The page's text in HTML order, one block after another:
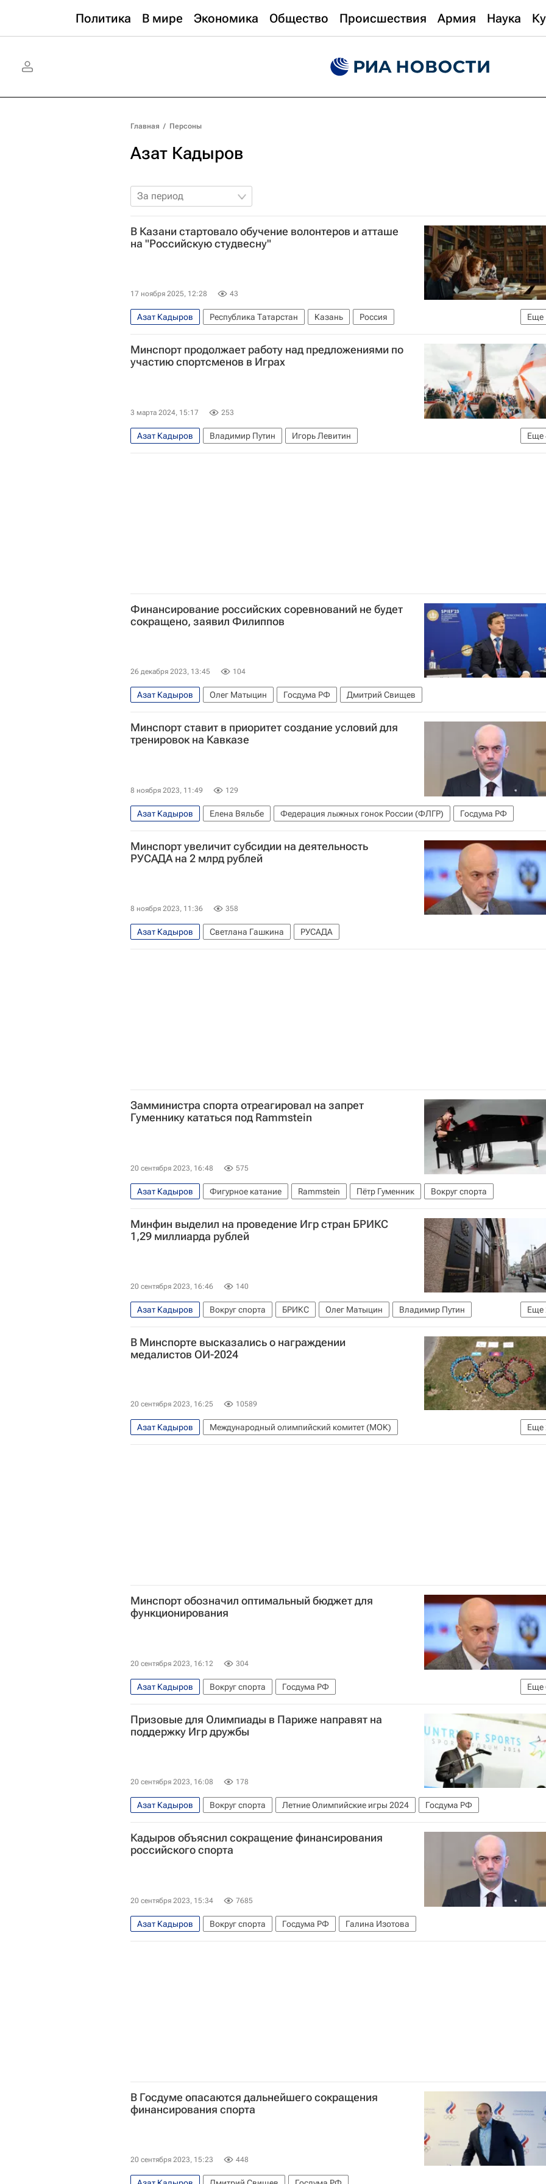
Политика В мире Экономика Общество Происшествия Армия Наука
Главная / Персоны
Азат Кадыров
За период
В Казани стартовало обучение волонтеров и атташе
на "Российскую студвесну"
17 ноября 2025, 12:28 43
Еще
Азат Кадыров Республика Татарстан Казань
Россия
Российский союз молодежи
Минспорт продолжает работу над предложениями по
участию спортсменов в Играх
3 марта 2024, 15:17 253
Еще
Азат Кадыров Владимир Путин
Игорь Левитин
Международный олимпийский комитет (МОК)
Олимпийский комитет России (ОКР)
Финансирование российских соревнований не будет
сокращено, заявил Филиппов
26 декабря 2023, 13:45 104
Азат Кадыров Олег Матыцин Госдума РФ Дмитрий Свищев
Минспорт ставит в приоритет создание условий для
тренировок на Кавказе
8 ноября 2023, 11:49 129
Азат Кадыров Елена Вяльбе Федерация лыжных гонок России (ФЛГР) Госдума РФ
Минспорт увеличит субсидии на деятельность
РУСАДА на 2 млрд рублей
8 ноября 2023, 11:36 358
Азат Кадыров Светлана Гашкина РУСАДА
Замминистра спорта отреагировал на запрет
Гуменнику кататься под Rammstein
20 сентября 2023, 16:48 575
Азат Кадыров Фигурное катание Rammstein Пётр Гуменник Вокруг спорта
Минфин выделил на проведение Игр стран БРИКС
1,29 миллиарда рублей
20 сентября 2023, 16:46 140
Еще
Азат Кадыров Вокруг спорта БРИКС Олег Матыцин
Владимир Путин
Министерство финансов РФ (Минфин России)
Госдума РФ
В Минспорте высказались о награждении
медалистов ОИ-2024
20 сентября 2023, 16:25 10589
Еще
Азат Кадыров
Международный олимпийский комитет (МОК)
Летние Олимпийские игры 2024
Министерство спорта РФ
Минспорт обозначил оптимальный бюджет для
функционирования
20 сентября 2023, 16:12 304
Еще
Азат Кадыров Вокруг спорта
Госдума РФ
Министерство промышленности и торговли РФ (Минпромторг России)
Дмитрий Свищев
Галина Изотова
Китай Владивосток Россия
Призовые для Олимпиады в Париже направят на
поддержку Игр дружбы
20 сентября 2023, 16:08 178
Азат Кадыров Вокруг спорта Летние Олимпийские игры 2024 Госдума РФ
Кадыров объяснил сокращение финансирования
российского спорта
20 сентября 2023, 15:34 7685
Азат Кадыров Вокруг спорта Госдума РФ Галина Изотова
В Госдуме опасаются дальнейшего сокращения
финансирования спорта
20 сентября 2023, 15:23 448